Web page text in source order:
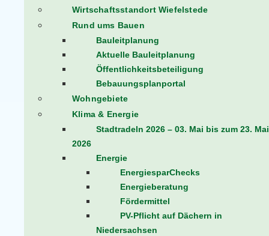
Wirtschaftsstandort Wiefelstede
Rund ums Bauen
Bauleitplanung
Aktuelle Bauleitplanung
Öffentlichkeitsbeteiligung
Bebauungsplanportal
Wohngebiete
Klima & Energie
Stadtradeln 2026 – 03. Mai bis zum 23. Mai
2026
Energie
EnergiesparChecks
Energieberatung
Fördermittel
PV-Pflicht auf Dächern in
Niedersachsen